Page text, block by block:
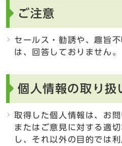
ご注意
セールス・勧誘や、趣旨
は、回答しておりません。
個人情報の取り扱
取得した個人情報は、お
またはご意見に対する適
し、それ以外の目的では利